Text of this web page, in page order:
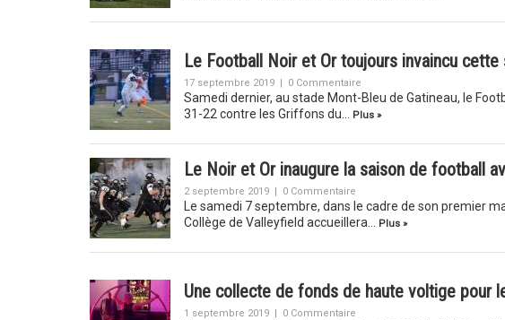
Le Football Noir et Or toujours invaincu cette
17 septembre 2019 | 0 Commentaire
Samedi dernier, au stade Mont-Bleu de Gatineau, le
31-22 contre les Griffons du…
Plus »
Le Noir et Or inaugure la saison de football
2 septembre 2019 | 0 Commentaire
Le samedi 7 septembre, dans le cadre de son premier
Collège de Valleyfield accueillera…
Plus »
Une collecte de fonds de haute voltige pour
1 septembre 2019 | 0 Commentaire